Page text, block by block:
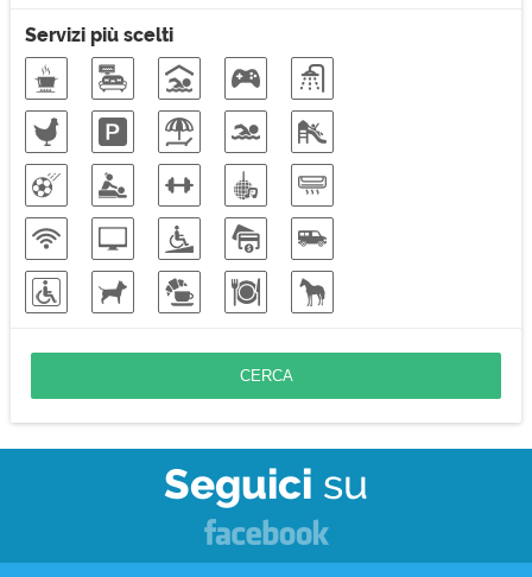
Rustico
Soggiorni di lavoro
Vacanze sulla neve
Vacanze eco-friendly
Servizi più scelti
Seguici su